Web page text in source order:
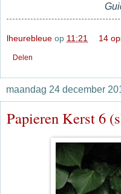
lheurebleue op 11:21 14
Delen
maandag 24 december
Papieren Kerst 6